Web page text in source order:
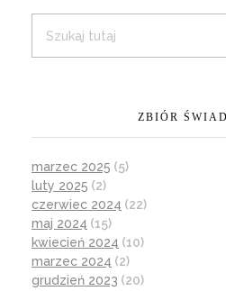
ZBIÓR
marzec 2025 (5)
luty 2025 (2)
czerwiec 2024 (22)
maj 2024 (15)
kwiecień 2024 (10)
marzec 2024 (2)
grudzień 2023 (20)